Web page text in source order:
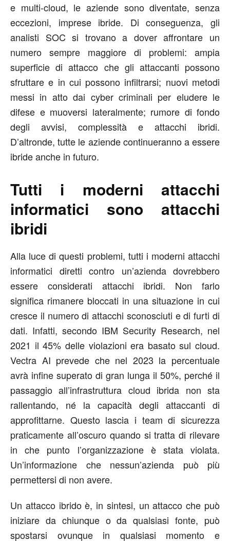
e multi-cloud, le aziende sono diventate, senza
eccezioni, imprese ibride. Di conseguenza, gli
analisti SOC si trovano a dover affrontare un
numero sempre maggiore di problemi: ampia
superficie di attacco che gli attaccanti possono
sfruttare e in cui possono infiltrarsi; nuovi metodi
messi in atto dai cyber criminali per eludere le
difese e muoversi lateralmente; rumore di fondo
degli avvisi, complessità e attacchi ibridi.
D’altronde, tutte le aziende continueranno a essere
ibride anche in futuro.
Tutti i moderni attacchi
informatici sono attacchi
ibridi
Alla luce di questi problemi, tutti i moderni attacchi
informatici diretti contro un’azienda dovrebbero
essere considerati attacchi ibridi. Non farlo
significa rimanere bloccati in una situazione in cui
cresce il numero di attacchi sconosciuti e di furti di
dati. Infatti, secondo IBM Security Research, nel
2021 il 45% delle violazioni era basato sul cloud.
Vectra AI prevede che nel 2023 la percentuale
avrà infine superato di gran lunga il 50%, perché il
passaggio all’infrastruttura cloud ibrida non sta
rallentando, né la capacità degli attaccanti di
approfittarne. Questo lascia i team di sicurezza
praticamente all’oscuro quando si tratta di rilevare
in che punto l’organizzazione è stata violata.
Un’informazione che nessun’azienda può più
permettersi di non avere.
Un attacco ibrido è, in sintesi, un attacco che può
iniziare da chiunque o da qualsiasi fonte, può
spostarsi ovunque in qualsiasi momento e